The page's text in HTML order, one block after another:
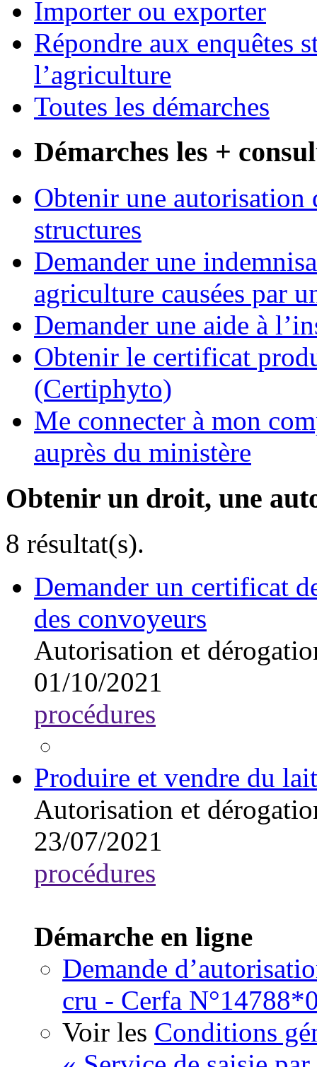
Importer ou exporter
Répondre aux enquêtes
l’agriculture
Toutes les démarches
Démarches les +
Obtenir une autorisation
structures
Demander une
agriculture causées par
Demander une aide à
Obtenir le certificat
(Certiphyto)
Me connecter à mon
auprès du ministère
Obtenir un droit, une
8 résultat(s).
Demander un certificat
des convoyeurs
Autorisation et
01/10/2021
procédures
Produire et vendre du
Autorisation et
23/07/2021
procédures
Démarche en ligne
Demande
cru - Cerfa
Voir les Conditions